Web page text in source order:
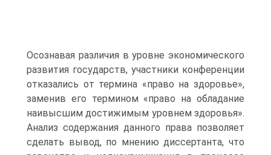
Осознавая различия в уровне экономического
развития государств, участники конференции
отказались от термина «право на здоровье»,
заменив его термином «право на обладание
наивысшим достижимым уровнем здоровья».
Анализ содержания данного права позволяет
сделать вывод, по мнению диссертанта, что